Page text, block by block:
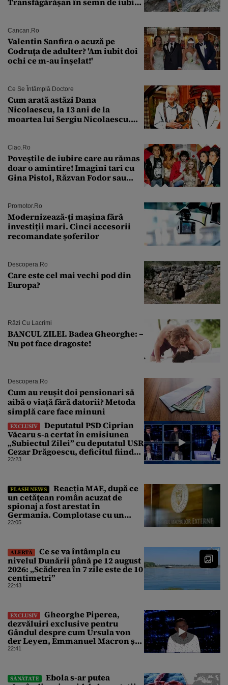
Cancan.ro
Valentin Sanfira o acuză pe
Codruța de adulter? 'Am iubit doi
ochi ce m-au înșelat!'
Ce Se Întâmplă Doctore
Cum arată astăzi Dana
Nicolaescu, la 13 ani de la
moartea lui Sergiu Nicolaescu.
Ciao.ro
Poveştile de iubire care au rămas
doar o amintire! Imagini tari cu
Gina Pistol, Răzvan Fodor sau
Promotor.ro
Modernizează-ți mașina fără
investiții mari. Cinci accesorii
recomandate șoferilor
Descopera.ro
Care este cel mai vechi pod din
Europa?
Râzi Cu Lacrimi
BANCUL ZILEI. Badea Gheorghe: –
Nu pot face dragoste!
Descopera.ro
Cum au reușit doi pensionari să
aibă o viață fără datorii? Metoda
simplă care face minuni
EXCLUSIV
Deputatul PSD Ciprian
Văcaru s-a certat în emisiunea
„Subiectul Zilei” cu deputatul USR
Cezar Drăgoescu, deficitul fiind
motivul scandalului
23:23
FLASH NEWS
Reacția MAE, după ce
un cetăţean român acuzat de
spionaj a fost arestat în
Germania. Complotase cu un
ucrainean ca să asasineze un
23:05
ALERTĂ
Ce se va întâmpla cu
nivelul Dunării până pe 12 august
2026: „Scăderea în 7 zile este de 10
centimetri”
22:43
EXCLUSIV
Gheorghe Piperea,
dezvăluiri exclusive pentru
Gândul despre cum Ursula von
der Leyen, Emmanuel Macron și
Zelenski plănuiesc pe Signal să îl
22:41
SĂNĂTATE
Ebola s-ar putea